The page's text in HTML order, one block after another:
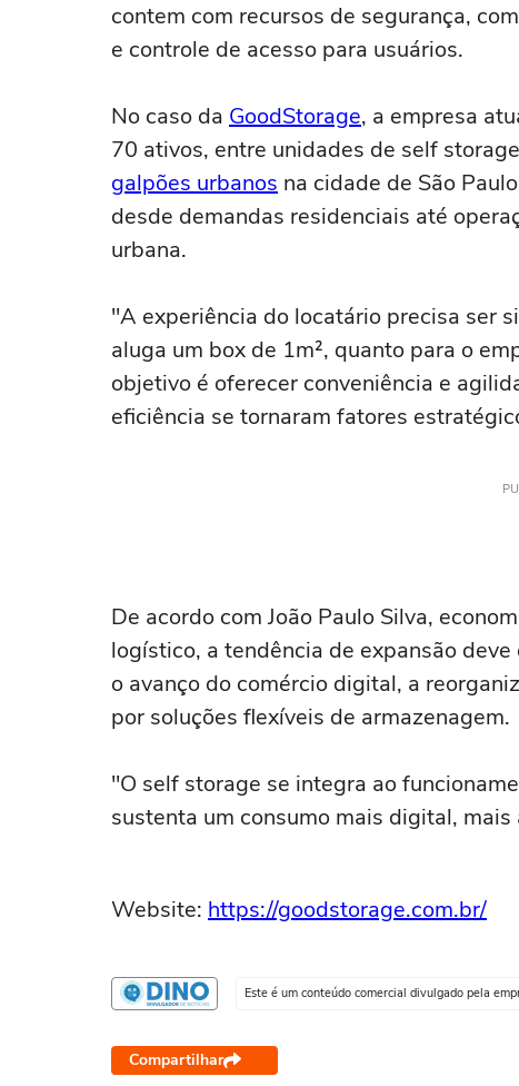
contem com recursos de segurança,
e controle de acesso para usuários.
No caso da GoodStorage, a empresa
70 ativos, entre unidades de self
galpões urbanos na cidade de São
desde demandas residenciais até
urbana.
"A experiência do locatário precisa ser
aluga um box de 1m², quanto para o
objetivo é oferecer conveniência e
eficiência se tornaram fatores
De acordo com João Paulo Silva,
logístico, a tendência de expansão
o avanço do comércio digital, a
por soluções flexíveis de armazenagem.
"O self storage se integra ao
sustenta um consumo mais digital,
Website: https://goodstorage.com.br/
Este é um conteúdo comercial divulgado pela
Compartilhar